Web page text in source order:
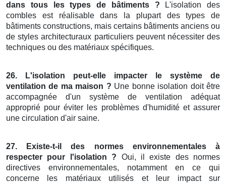
dans tous les types de bâtiments ? L'isolation des
combles est réalisable dans la plupart des types de
bâtiments constructions, mais certains bâtiments anciens ou
de styles architecturaux particuliers peuvent nécessiter des
techniques ou des matériaux spécifiques.
26. L'isolation peut-elle impacter le système de
ventilation de ma maison ? Une bonne isolation doit être
accompagnée d'un système de ventilation adéquat
approprié pour éviter les problèmes d'humidité et assurer
une circulation d'air saine.
27. Existe-t-il des normes environnementales à
respecter pour l'isolation ? Oui, il existe des normes
directives environnementales, notamment en ce qui
concerne les matériaux utilisés et leur impact sur